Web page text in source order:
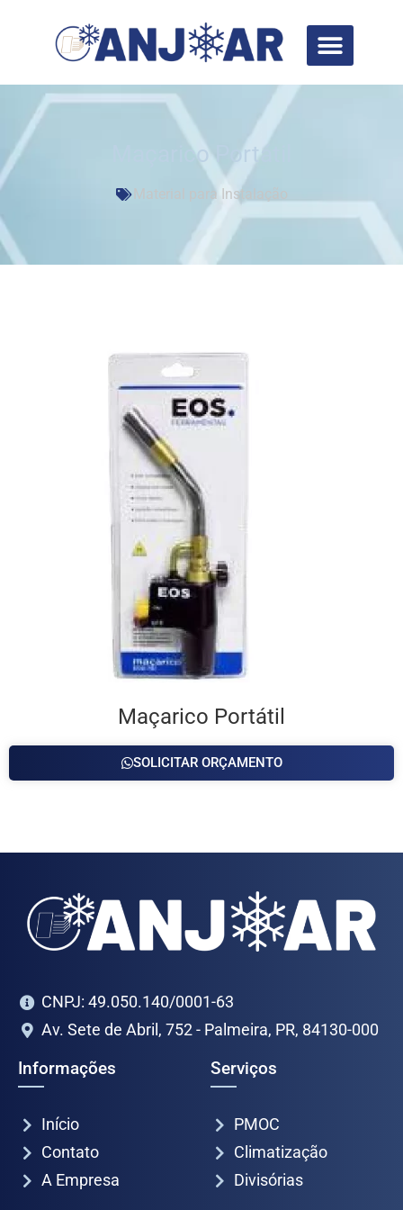
Maçarico Portátil
Material para Instalação
Maçarico Portátil
SOLICITAR ORÇAMENTO
CNPJ: 49.050.140/0001-63
Av. Sete de Abril, 752 - Palmeira, PR, 84130-000
Informações
Início
Contato
A Empresa
Serviços
PMOC
Climatização
Divisórias